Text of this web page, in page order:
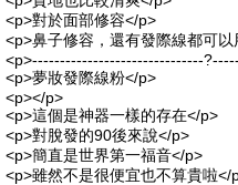
<p>對於面部修容</p>
<p>鼻子修容，還有發際線都可以
<p>-------------------------------
<p>夢妝發際線粉</p>
<p></p>
<p>這個是神器一樣的存在</p>
<p>對脫發的90後來說</p>
<p>簡直是世界第一福音</p>
<p>雖然不是很便宜也不算貴啦</